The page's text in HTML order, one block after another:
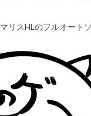
リスHLのフルオート